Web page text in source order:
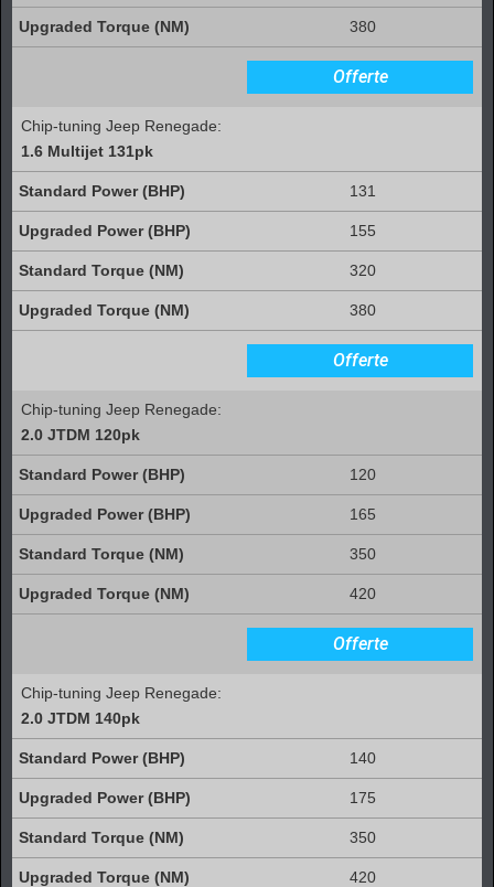
380
Offerte
Chip-tuning Jeep Renegade:
1.6 Multijet 131pk
131
155
320
380
Offerte
Chip-tuning Jeep Renegade:
2.0 JTDM 120pk
120
165
350
420
Offerte
Chip-tuning Jeep Renegade:
2.0 JTDM 140pk
140
175
350
420